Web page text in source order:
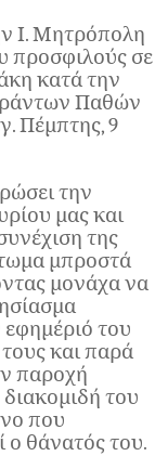
Ι. Μητρόπολη
προσφιλούς σε
κατά την
Παθών
Πέμπτης, 9
την
μας και
της
μπροστά
μονάχα να
του
και παρά
παροχή
του
που
ο θάνατός του.